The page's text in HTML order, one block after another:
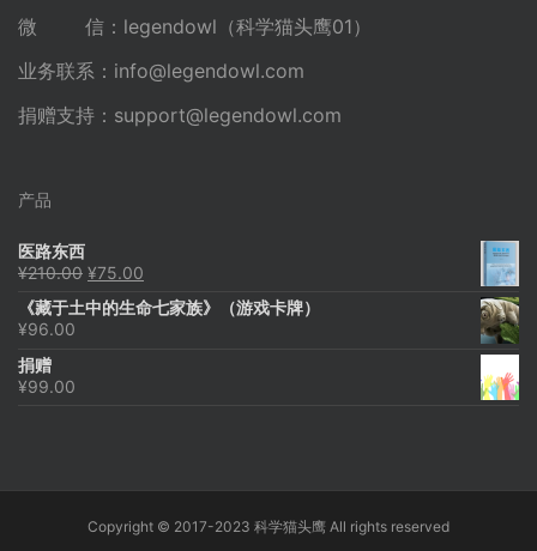
微 信：legendowl（科学猫头鹰01）
业务联系： info@legendowl.com
捐赠支持： support@legendowl.com
产品
医路东西
¥210.00 原
为：
¥75.00
价
《藏于土中的生命七家族》（游戏卡牌）
¥96.00
捐赠
¥99.00
Copyright © 2017-2023 科学猫头鹰 All rights reserved